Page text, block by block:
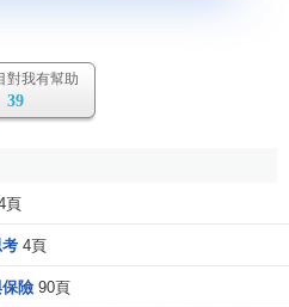
對我有幫助
39
頁
4頁
險 90頁